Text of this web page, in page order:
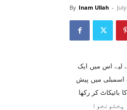
By Inam Ullah -
کا دائرہ کار محدود کرنے کے لیے اس میں ایک
اسمبلی میں پیش
کر رکھا
پختونخوا